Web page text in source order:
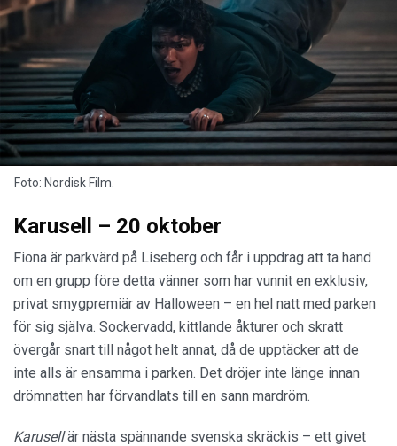
Foto: Nordisk Film.
Karusell – 20 oktober
Fiona är parkvärd på Liseberg och får i uppdrag att ta hand
om en grupp före detta vänner som har vunnit en exklusiv,
privat smygpremiär av Halloween – en hel natt med parken
för sig själva. Sockervadd, kittlande åkturer och skratt
övergår snart till något helt annat, då de upptäcker att de
inte alls är ensamma i parken. Det dröjer inte länge innan
drömnatten har förvandlats till en sann mardröm.
Karusellär nästa spännande svenska skräckis – ett givet